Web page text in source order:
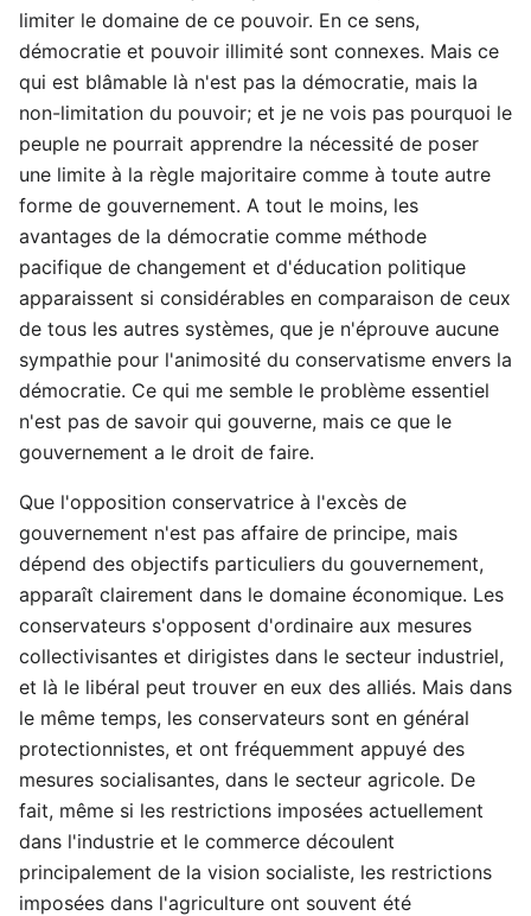
limiter le domaine de ce pouvoir. En ce sens,
démocratie et pouvoir illimité sont connexes. Mais ce
qui est blâmable là n'est pas la démocratie, mais la
non-limitation du pouvoir; et je ne vois pas pourquoi le
peuple ne pourrait apprendre la nécessité de poser
une limite à la règle majoritaire comme à toute autre
forme de gouvernement. A tout le moins, les
avantages de la démocratie comme méthode
pacifique de changement et d'éducation politique
apparaissent si considérables en comparaison de ceux
de tous les autres systèmes, que je n'éprouve aucune
sympathie pour l'animosité du conservatisme envers la
démocratie. Ce qui me semble le problème essentiel
n'est pas de savoir qui gouverne, mais ce que le
gouvernement a le droit de faire.
Que l'opposition conservatrice à l'excès de
gouvernement n'est pas affaire de principe, mais
dépend des objectifs particuliers du gouvernement,
apparaît clairement dans le domaine économique. Les
conservateurs s'opposent d'ordinaire aux mesures
collectivisantes et dirigistes dans le secteur industriel,
et là le libéral peut trouver en eux des alliés. Mais dans
le même temps, les conservateurs sont en général
protectionnistes, et ont fréquemment appuyé des
mesures socialisantes, dans le secteur agricole. De
fait, même si les restrictions imposées actuellement
dans l'industrie et le commerce découlent
principalement de la vision socialiste, les restrictions
imposées dans l'agriculture ont souvent été